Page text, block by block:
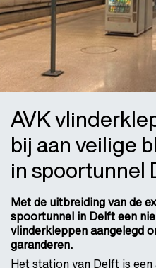
AVK
bij aan veilige
in spoortunnel
Met de uitbreiding van de
spoortunnel in Delft een
vlinderkleppen aangelegd
garanderen.
Het station van Delft is